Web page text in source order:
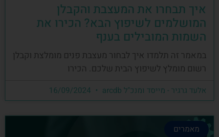
איך תבחרו את המעצבת והקבלן
המושלמים לשיפוץ הבא? הכירו את
השמות המובילים בענף
במאמר זה תלמדו איך לבחור מעצבת פנים מומלצת וקבלן
רשום מומלץ לשיפוץ הבית שלכם. הכירו
אלעד גרגיר - מייסד ומנכ"ל arcdb
מאמרים